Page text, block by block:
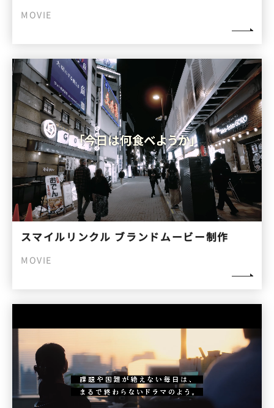
MOVIE
スマイルリンクル ブランドムービー制作
MOVIE